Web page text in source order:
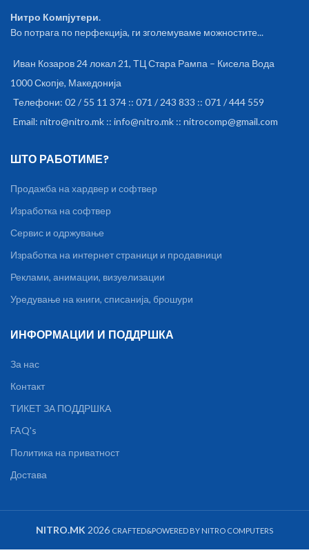
Нитро Компјутери.
Во потрага по перфекција, ги зголемуваме можностите...
Иван Козаров 24 локал 21, ТЦ Стара Рампа – Кисела Вода
1000 Скопје, Македонија
Телефони: 02 / 55 11 374 :: 071 / 243 833 :: 071 / 444 559
Email: nitro@nitro.mk :: info@nitro.mk :: nitrocomp@gmail.com
ШТО РАБОТИМЕ?
Продажба на хардвер и софтвер
Изработка на софтвер
Сервис и одржување
Изработка на интернет страници и продавници
Реклами, анимации, визуелизации
Уредување на книги, списанија, брошури
ИНФОРМАЦИИ И ПОДДРШКА
За нас
Контакт
ТИКЕТ ЗА ПОДДРШКА
FAQ's
Политика на приватност
Достава
NITRO.MK 2026 CRAFTED&POWERED BY NITRO COMPUTERS